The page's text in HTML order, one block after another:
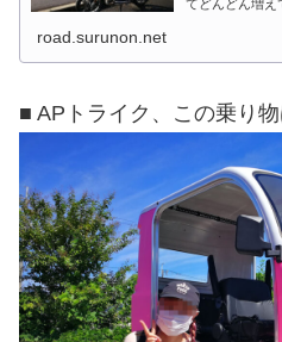
てどんどん増え
なかなか難し
road.surunon.net
■ APトライク、この乗り物